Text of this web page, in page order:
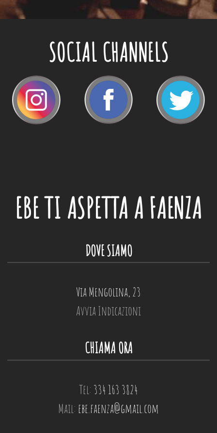
SOCIAL CHANNELS
EBETI ASPETTA A FAENZA
DOVE SIAMO
Via Mengolina, 23
Avvia Indicazioni
CHIAMA ORA
Tel: 334 163 3824
Mail: ebe.faenza@gmail.com